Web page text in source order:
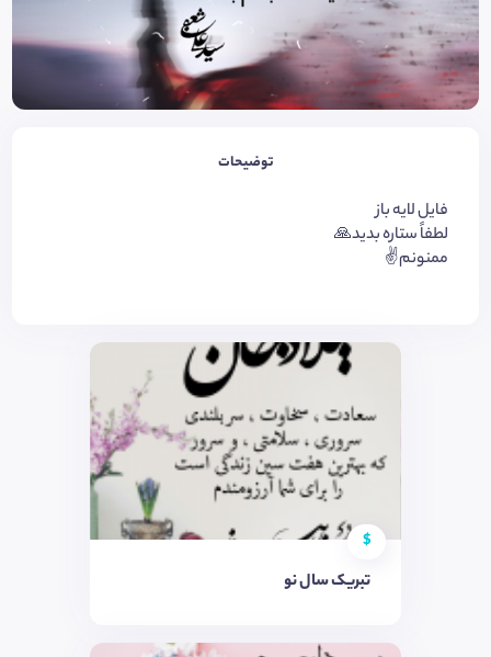
توضیحات
فایل لایه باز
لطفاً ستاره بدید🙏
ممنونم✌️
$
تبریک سال نو